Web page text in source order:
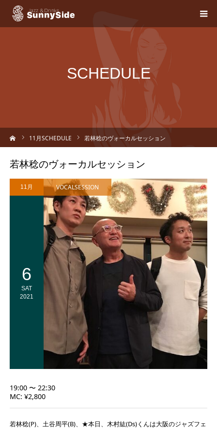
SCHEDULE
11 月SCHEDULE 若林稔のヴォーカルセッション
若林稔のヴォーカルセッション
11月
6
SAT
2021
VOCALSESSION
19:00 〜 22:30
MC: ¥2,800
若林稔(P)、土谷周平(B)、★本日、木村紘(Ds)くんは大阪のジャズフェ